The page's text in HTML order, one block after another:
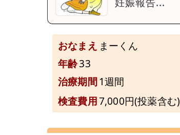
おなまえ まーくん
年齢33
治療期間1週間
検査費用7,000円(投薬含む)